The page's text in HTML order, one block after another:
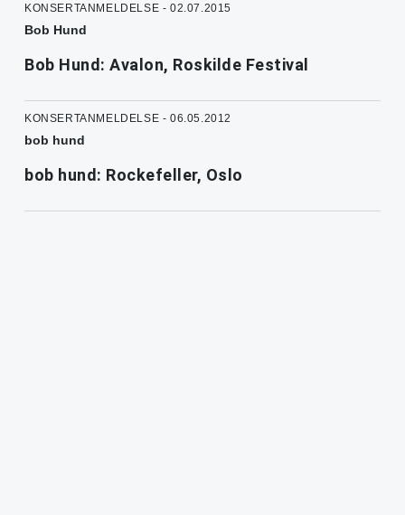
KONSERTANMELDELSE - 02.07.2015
Bob Hund
Bob Hund: Avalon, Roskilde Festival
KONSERTANMELDELSE - 06.05.2012
bob hund
bob hund: Rockefeller, Oslo